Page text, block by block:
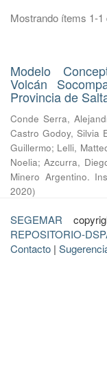
Mostrando ítems 1-1
Modelo
Volcán
Provincia de
Conde Serra,
Castro Godoy, Silvia
Guillermo; Lelli,
Noelia;Azcurra,
Minero Argentino.
2020)
SEGEMAR
REPOSITORIO-
Contacto |